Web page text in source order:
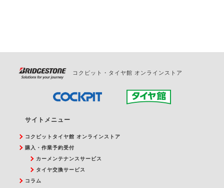
コクピット・タイヤ館 オンラインストア
サイトメニュー
コクピットタイヤ館 オンラインストア
購入・作業予約受付
カーメンテナンスサービス
タイヤ交換サービス
コラム